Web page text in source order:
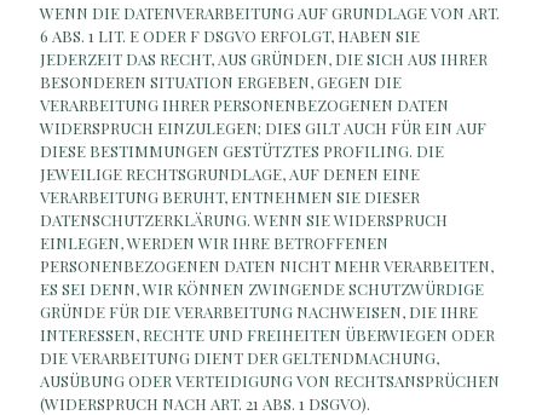
WENN DIE DATENVERARBEITUNG AUF GRUNDLAGE VON ART.
6 ABS. 1 LIT. E ODER F DSGVO ERFOLGT, HABEN SIE
JEDERZEIT DAS RECHT, AUS GRÜNDEN, DIE SICH AUS IHRER
BESONDEREN SITUATION ERGEBEN, GEGEN DIE
VERARBEITUNG IHRER PERSONENBEZOGENEN DATEN
WIDERSPRUCH EINZULEGEN; DIES GILT AUCH FÜR EIN AUF
DIESE BESTIMMUNGEN GESTÜTZTES PROFILING. DIE
JEWEILIGE RECHTSGRUNDLAGE, AUF DENEN EINE
VERARBEITUNG BERUHT, ENTNEHMEN SIE DIESER
DATENSCHUTZERKLÄRUNG. WENN SIE WIDERSPRUCH
EINLEGEN, WERDEN WIR IHRE BETROFFENEN
PERSONENBEZOGENEN DATEN NICHT MEHR VERARBEITEN,
ES SEI DENN, WIR KÖNNEN ZWINGENDE SCHUTZWÜRDIGE
GRÜNDE FÜR DIE VERARBEITUNG NACHWEISEN, DIE IHRE
INTERESSEN, RECHTE UND FREIHEITEN ÜBERWIEGEN ODER
DIE VERARBEITUNG DIENT DER GELTENDMACHUNG,
AUSÜBUNG ODER VERTEIDIGUNG VON RECHTSANSPRÜCHEN
(WIDERSPRUCH NACH ART. 21 ABS. 1 DSGVO).